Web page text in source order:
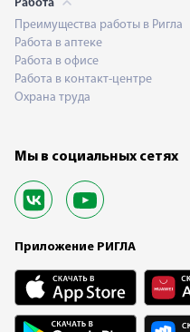
Работа
Преимущества работы в Ригла
Работа в аптеке
Работа в офисе
Работа в контакт-центре
Охрана труда
Мы в социальных сетях
Приложение РИГЛА